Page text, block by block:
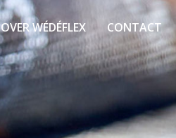
OVER WÉDÉFLEX CONTACT